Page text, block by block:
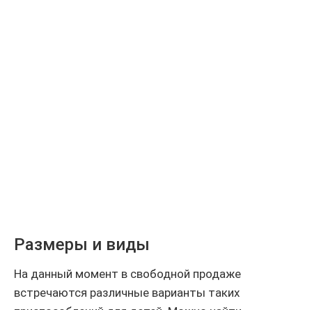
Размеры и виды
На данный момент в свободной продаже
встречаются различные варианты таких